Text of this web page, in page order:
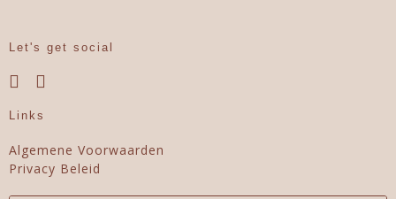
Let's get social
Links
Algemene Voorwaarden
Privacy Beleid